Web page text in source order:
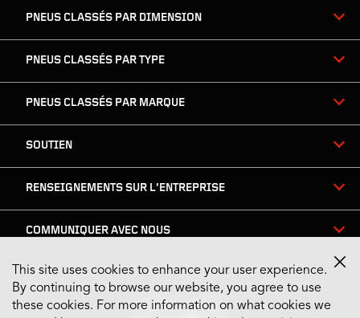
PNEUS CLASSÉS PAR DIMENSION
PNEUS CLASSÉS PAR TYPE
PNEUS CLASSÉS PAR MARQUE
SOUTIEN
RENSEIGNEMENTS SUR L’ENTREPRISE
COMMUNIQUER AVEC NOUS
Restez connecté
This site uses cookies to enhance your user experience.
By continuing to browse our website, you agree to use
these cookies. For more information on what cookies we